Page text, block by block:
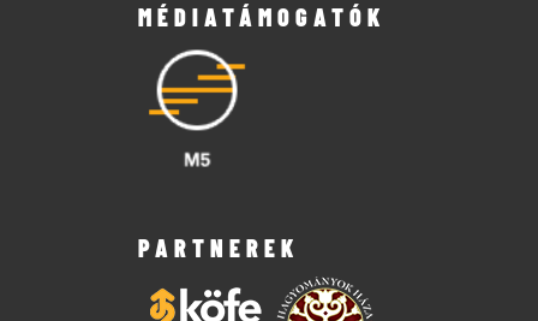
MÉDIATÁMOGATÓK
PARTNEREK